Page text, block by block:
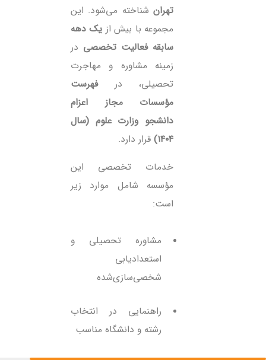
تهرانشناخته می‌شود. این
مجموعه با بیش از یک دهه
سابقه فعالیت تخصصی در
زمینه مشاوره و مهاجرت
تحصیلی، درفهرست
مؤسسات مجاز اعزام
دانشجو وزارت علوم (سال
۱۴۰۴) قرار دارد.
خدمات تخصصی این
مؤسسه شامل موارد زیر
است:
مشاوره تحصیلی و
استعدادیابی
شخصی‌سازی‌شده
راهنمایی در انتخاب
رشته و دانشگاه مناسب